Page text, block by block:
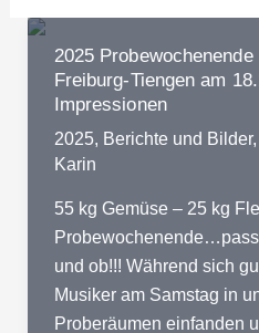
2025
Freiburg-Tiengen am
Impressionen
2025, Berichte und Bilder,
Karin
55 kg Gemüse – 25 kg
und ob!!! Während sich
Musiker am Samstag in
Proberäumen einfanden